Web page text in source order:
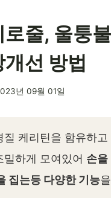
로줄, 울퉁
선 방법
년 09월 01일
질 케리틴을 함유하고
밀하게 모여있어 손을
집는등 다양한 기능